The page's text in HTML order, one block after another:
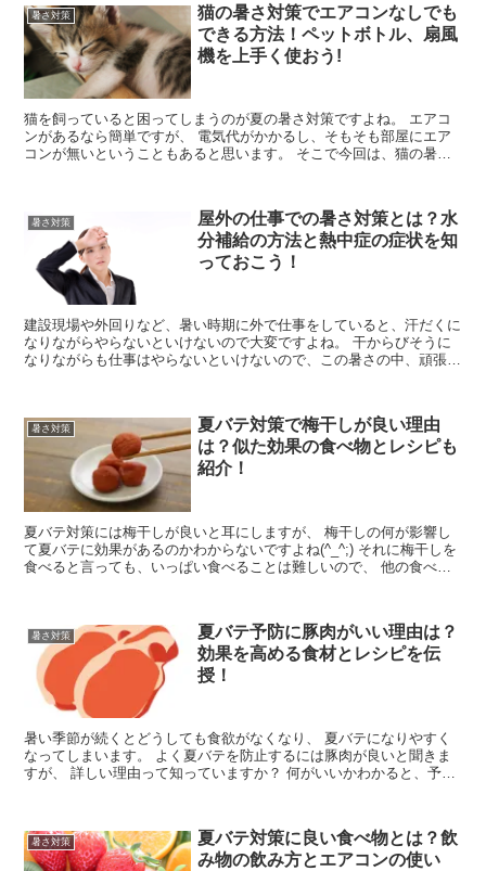
暑さ対策
猫の暑さ対策でエアコンなしでも
できる方法！ペットボトル、扇風
機を上手く使おう!
猫を飼っていると困ってしまうのが夏の暑さ対策ですよね。 エアコ
ンがあるなら簡単ですが、 電気代がかかるし、そもそも部屋にエア
コンが無いということもあると思います。 そこで今回は、猫の暑さ
暑さ対策
屋外の仕事での暑さ対策とは？水
分補給の方法と熱中症の症状を知
っておこう！
建設現場や外回りなど、暑い時期に外で仕事をしていると、汗だくに
なりながらやらないといけないので大変ですよね。 干からびそうに
なりながらも仕事はやらないといけないので、この暑さの中、頑張っ
暑さ対策
夏バテ対策で梅干しが良い理由
は？似た効果の食べ物とレシピも
紹介！
夏バテ対策には梅干しが良いと耳にしますが、 梅干しの何が影響し
て夏バテに効果があるのかわからないですよね(^_^;) それに梅干しを
食べると言っても、いっぱい食べることは難しいので、 他の食べ物
暑さ対策
夏バテ予防に豚肉がいい理由は？
効果を高める食材とレシピを伝
授！
暑い季節が続くとどうしても食欲がなくなり、 夏バテになりやすく
なってしまいます。 よく夏バテを防止するには豚肉が良いと聞きま
すが、 詳しい理由って知っていますか？ 何がいいかわかると、予防
暑さ対策
夏バテ対策に良い食べ物とは？飲
み物の飲み方とエアコンの使い